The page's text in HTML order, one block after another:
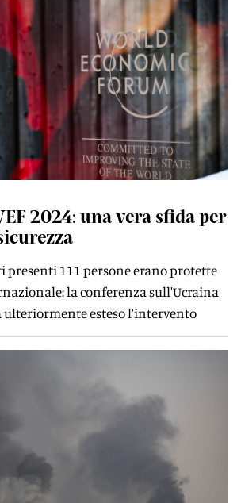
2024: una vera sfida per
presenti 111 persone erano protette
la conferenza sull'Ucraina
ulteriormente esteso l'intervento